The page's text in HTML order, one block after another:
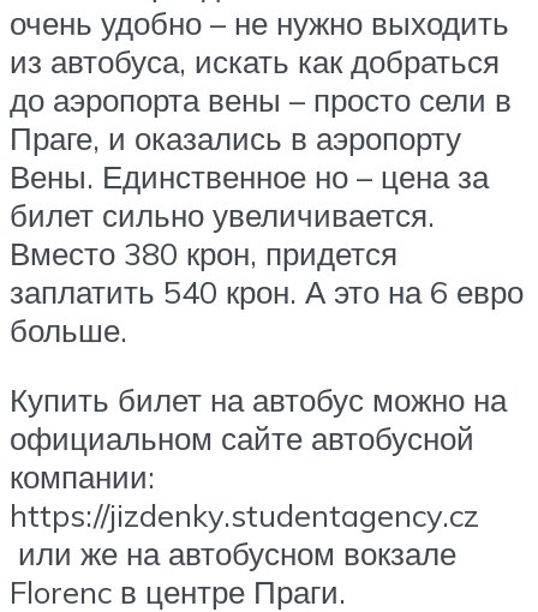
очень удобно – не нужно выходить
из автобуса, искать как добраться
до аэропорта вены – просто сели в
Праге, и оказались в аэропорту
Вены. Единственное но – цена за
билет сильно увеличивается.
Вместо 380 крон, придется
заплатить 540 крон. А это на 6 евро
больше.
Купить билет на автобус можно на
официальном сайте автобусной
компании:
https://jizdenky.studentagency.cz
или же на автобусном вокзале
Florenc в центре Праги.